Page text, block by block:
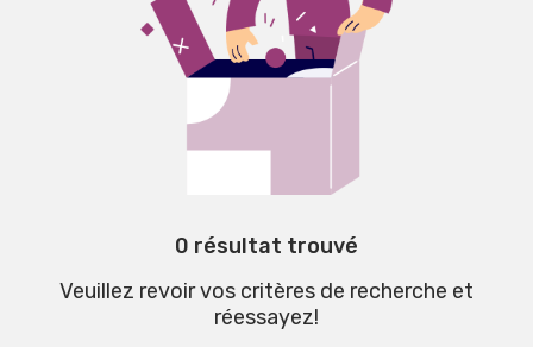
0 résultat trouvé
Veuillez revoir vos critères de recherche et
réessayez!